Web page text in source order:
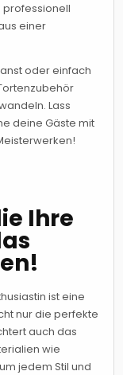
professionell
einer
oder einfach
Lass
deine Gäste mit
Ihre
ist eine
nur die perfekte
auch das
wie
jedem Stil und